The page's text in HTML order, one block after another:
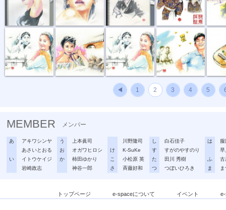
『下町の太陽... 『ガード... 『下町の太陽... 見上げてこ...
◀ 1 2 3 4 5
MEMBER メンバー
あ
アキワシンヤ
あさいとおる
い
イトウケイジ
岩崎政志
う
上本眞司
お
オガワヒロシ
か
柿田ゆかり
神谷一郎
川野隆司
け
K-SuKe
こ
小松原 英
さ
斉藤好和
し
白石佳子
す
すがのやすのり
た
田川 秀樹
つ
つぼいひろき
は
早
ふ
古
ま
トップページ e-spaceについて イベント